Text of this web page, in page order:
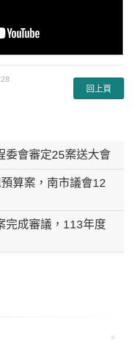
回上頁
委會審定25案送大會
算案，南市議會12
完成審議，113年度